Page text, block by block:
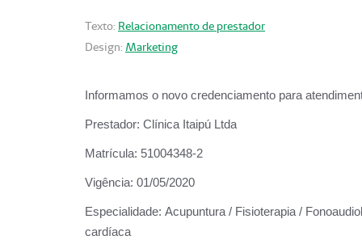
Texto: Relacionamento de prestador
Design: Marketing
Informamos o novo credenciamento para
Prestador: Clínica Itaipú Ltda
Matrícula: 51004348-2
Vigência: 01/05/2020
Especialidade: Acupuntura / Fisioterapia /
cardíaca